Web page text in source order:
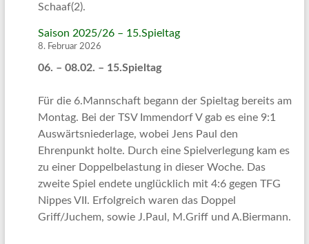
Schaaf(2).
Saison 2025/26 – 15.Spieltag
8. Februar 2026
06. – 08.02. – 15.Spieltag
Für die 6.Mannschaft begann der Spieltag bereits am
Montag. Bei der TSV Immendorf V gab es eine 9:1
Auswärtsniederlage, wobei Jens Paul den
Ehrenpunkt holte. Durch eine Spielverlegung kam es
zu einer Doppelbelastung in dieser Woche. Das
zweite Spiel endete unglücklich mit 4:6 gegen TFG
Nippes VII. Erfolgreich waren das Doppel
Griff/Juchem, sowie J.Paul, M.Griff und A.Biermann.